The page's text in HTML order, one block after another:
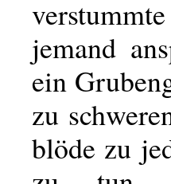
jemand
ein
zu
blöde zu